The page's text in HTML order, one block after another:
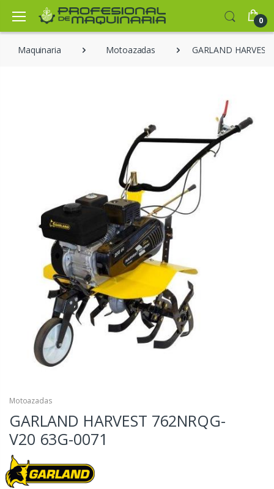
0
Maquinaria Motoazadas GARLAND
Motoazadas
GARLAND HARVEST 762NRQG-
V20 63G-0071